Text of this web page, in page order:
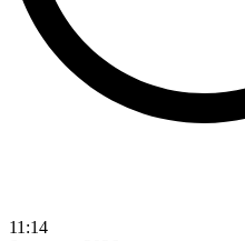
11:14